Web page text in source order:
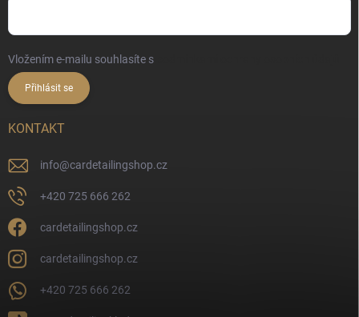
Vložením e-mailu souhlasíte s
Přihlásit se
KONTAKT
info@cardetailingshop.cz
+420 725 666 262
cardetailingshop.cz
cardetailingshop.cz
+420 725 666 262